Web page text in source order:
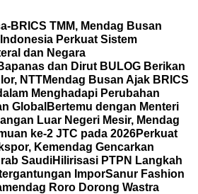
BRICS TMM, Mendag Busan
Perkuat Sistem
dan Negara
dan Dirut BULOG Berikan
NTTMendag Busan Ajak BRICS
Menghadapi Perubahan
Global Bertemu dengan Menteri
Luar Negeri Mesir, Mendag
ke-2 JTC pada 2026Perkuat
Kemendag Gencarkan
SaudiHilirisasi PTPN Langkah
ImporSanur Fashion
Roro Dorong Wastra